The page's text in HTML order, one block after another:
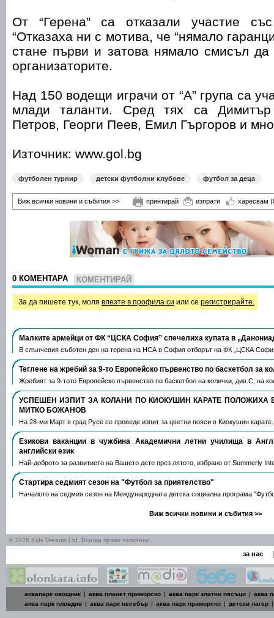
От “Герена” са отказали участие
“Отказаха ни с мотива, че “нямало
стане първи и затова нямало смисъл да
организаторите.
Над 150 водещи играчи от “А” група са
млади таланти. Сред тях са
Петров, Георги Пеев, Емил Гъргоров и
Източник: www.gol.bg
футболен турнир детски футболни клубове футбол за деца
Виж всички новини и събития >> принтирай изпрати харесвам
0 КОМЕНТАРА КОМЕНТИРАЙ
За да пишете тук, моля влезте в профила си или се регистрирайте.
Малките армейци от ФК “ЦСКА София” спечелиха купата в
В слънчевия съботен ден на терена на НСА в София отборът на ФК „ЦСКА
Теглене на жребий за 9-то Европейско първенство по баскетбол за
Жребият за 9-тото Европейско първенство по баскетбол на колички, див.С, на
УСПЕШЕН ИЗПИТ ЗА КОЛАНИ ПО КИОКУШИН КАРАТЕ ПОЛОЖИХА
МИТКО БОЖАНОВ
На 28-ми Март в град Русе се проведе изпит за цветни пояси в Киокушин
Езикови ваканции​ в чужбина Академични летни училища в
английски език
Най-доброто за развитието на Вашето дете през лятото, избрано от Summerly
Стартира седмият сезон на "Футбол за приятелство"
Началото на седмия сезон на Международната детска социална програма
Виж всички новини и събития >>
© 2026 Kids Dreams Ltd. Всички права запазени.
за нас
аквапарк овощник | аква планет приморско | аква парк златни пясъци | аква
аква парк пловдив | аква парк несебър | аква парк приморско | детски лагер |